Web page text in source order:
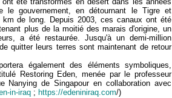
le gouvernement, en détournant le Tigre et
de long. Depuis 2003, ces canaux ont été
plus de la moitié des marais d'origine, un
a été restaurée. Jusqu'à un demi-million
quitter leurs terres sont maintenant de retour
également des éléments symboliques,
Restoring Eden, menée par le professeur
Nanying de Singapour en collaboration avec
in-iraq ; https://edeniniraq.com/)